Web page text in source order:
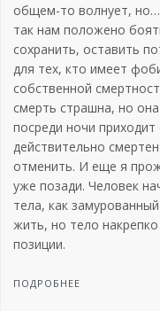
общем-то волнует,
так нам положено
сохранить, оставить
для тех, кто имеет
собственной
смерть страшна, но
посреди ночи
действительно
отменить. И еще я
уже позади. Человек
тела, как
жить, но тело
позиции.
ПОДРОБНЕЕ